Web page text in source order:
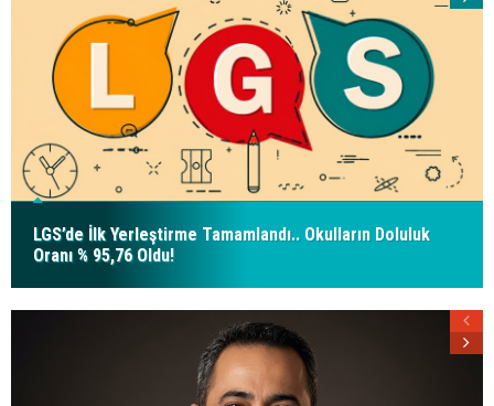
LGS’de İlk Yerleştirme Tamamlandı.. Okulların Doluluk
Oranı % 95,76 Oldu!